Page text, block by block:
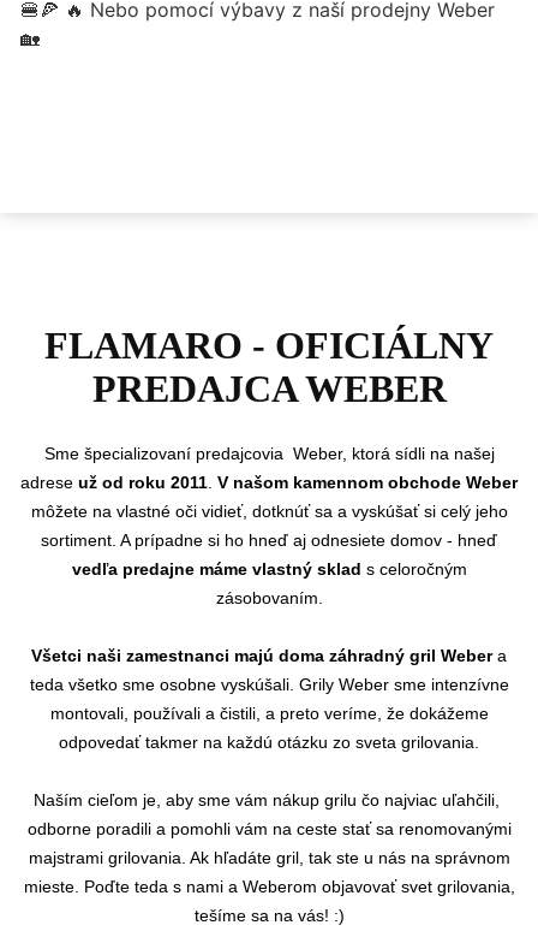
FLAMARO - OFICIÁLNY
PREDAJCA WEBER
Sme špecializovaní predajcovia Weber, ktorá sídli na našej
adrese už od roku 2011 V našom kamennom obchode Weber
môžete na vlastné oči vidieť, dotknúť sa a vyskúšať si celý jeho
sortiment. A prípadne si ho hneď aj odnesiete domov - hneď
vedľa predajne máme vlastný sklad s celoročným
zásobovaním.
Všetci naši zamestnanci majú doma záhradný gril Webera
teda všetko sme osobne vyskúšali. Grily Weber sme intenzívne
montovali, používali a čistili, a preto veríme, že dokážeme
odpovedať takmer na každú otázku zo sveta grilovania.
Naším cieľom je, aby sme vám nákup grilu čo najviac uľahčili,
odborne poradili a pomohli vám na ceste stať sa renomovanými
majstrami grilovania. Ak hľadáte gril, tak ste u nás na správnom
mieste. Poďte teda s nami a Weberom objavovať svet grilovania,
tešíme sa na vás! :)